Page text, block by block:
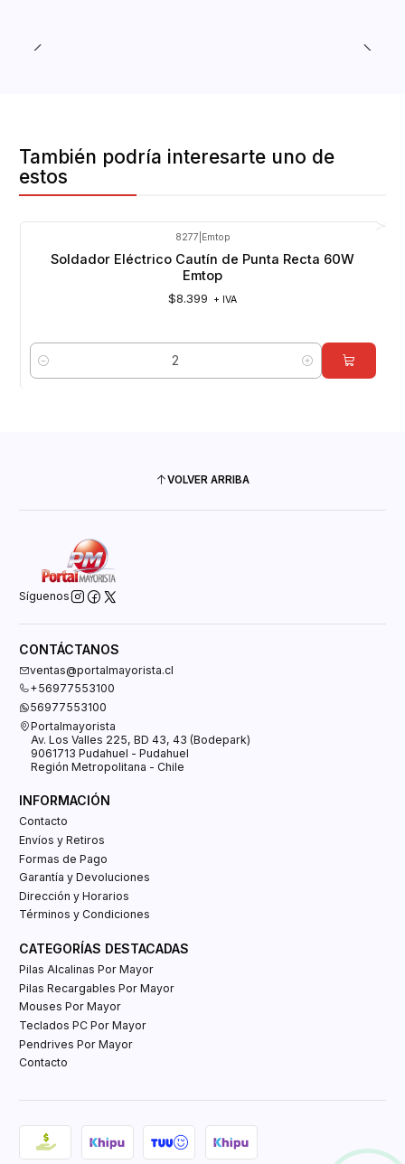
También podría interesarte uno de
estos
8277 Emtop
Soldador Eléctrico Cautín de Punta Recta 60W
Emtop
$8.399 + IVA
Cantidad
VOLVER ARRIBA
Síguenos
CONTÁCTANOS
ventas@portalmayorista.cl
+56977553100
56977553100
Portalmayorista
Av. Los Valles 225, BD 43, 43 (Bodepark)
9061713 Pudahuel - Pudahuel
Región Metropolitana - Chile
INFORMACIÓN
Contacto
Envíos y Retiros
Formas de Pago
Garantía y Devoluciones
Dirección y Horarios
Términos y Condiciones
CATEGORÍAS DESTACADAS
Pilas Alcalinas Por Mayor
Pilas Recargables Por Mayor
Mouses Por Mayor
Teclados PC Por Mayor
Pendrives Por Mayor
Contacto